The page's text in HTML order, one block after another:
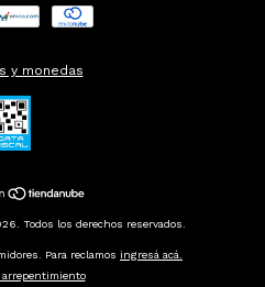
y monedas
Todos los derechos reservados.
Para reclamos ingresá acá.
arrepentimiento